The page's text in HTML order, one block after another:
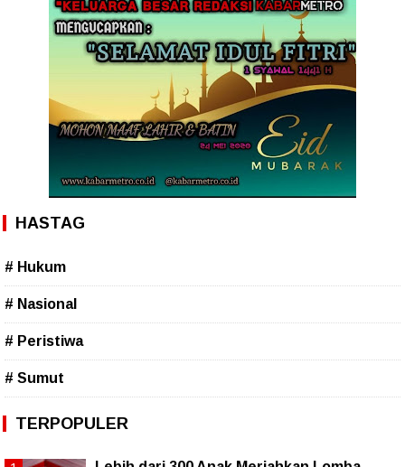
HASTAG
# Hukum
# Nasional
# Peristiwa
# Sumut
TERPOPULER